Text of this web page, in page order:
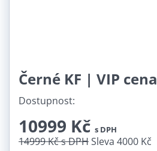
Černé KF | VIP cena
Dostupnost:
10999 Kč s DPH
14999 Kčs DPHSleva 4000 Kč